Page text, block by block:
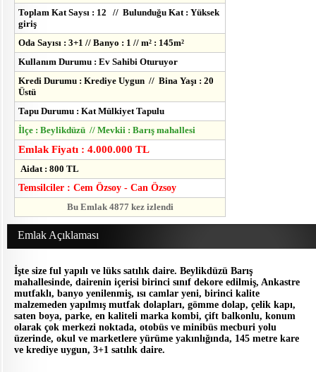
Toplam Kat Saysı : 12 // Bulunduğu Kat : Yüksek
giriş
Oda Sayısı : 3+1 // Banyo : 1 // m² : 145m²
Kullanım Durumu : Ev Sahibi Oturuyor
Kredi Durumu : Krediye Uygun // Bina Yaşı : 20
Üstü
Tapu Durumu : Kat Mülkiyet Tapulu
İlçe : Beylikdüzü // Mevkii : Barış mahallesi
Emlak Fiyatı : 4.000.000 TL
Aidat : 800 TL
Temsilciler : Cem Özsoy - Can Özsoy
Bu Emlak 4877 kez izlendi
Emlak Açıklaması
İşte size ful yapılı ve lüks satılık daire. Beylikdüzü Barış
mahallesinde, dairenin içerisi birinci sınıf dekore edilmiş, Ankastre
mutfaklı, banyo yenilenmiş, ısı camlar yeni, birinci kalite
malzemeden yapılmış mutfak dolapları, gömme dolap, çelik kapı,
saten boya, parke, en kaliteli marka kombi, çift balkonlu, konum
olarak çok merkezi noktada, otobüs ve minibüs mecburi yolu
üzerinde, okul ve marketlere yürüme yakınlığında, 145 metre kare
ve krediye uygun, 3+1 satılık daire.